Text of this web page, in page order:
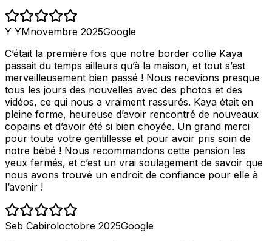
Y YMnovembre 2025Google
C’était la première fois que notre border collie Kaya
passait du temps ailleurs qu’à la maison, et tout s’est
merveilleusement bien passé ! Nous recevions presque
tous les jours des nouvelles avec des photos et des
vidéos, ce qui nous a vraiment rassurés. Kaya était en
pleine forme, heureuse d’avoir rencontré de nouveaux
copains et d’avoir été si bien choyée. Un grand merci
pour toute votre gentillesse et pour avoir pris soin de
notre bébé ! Nous recommandons cette pension les
yeux fermés, et c’est un vrai soulagement de savoir que
nous avons trouvé un endroit de confiance pour elle à
l’avenir !
Seb Cabiroloctobre 2025Google